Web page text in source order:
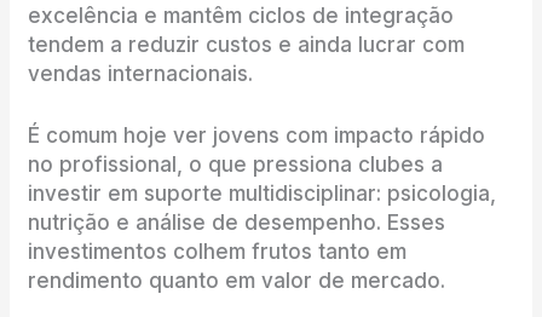
excelência e mantêm ciclos de integração
tendem a reduzir custos e ainda lucrar com
vendas internacionais.
É comum hoje ver jovens com impacto rápido
no profissional, o que pressiona clubes a
investir em suporte multidisciplinar: psicologia,
nutrição e análise de desempenho. Esses
investimentos colhem frutos tanto em
rendimento quanto em valor de mercado.